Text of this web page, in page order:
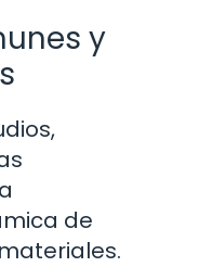
y
de